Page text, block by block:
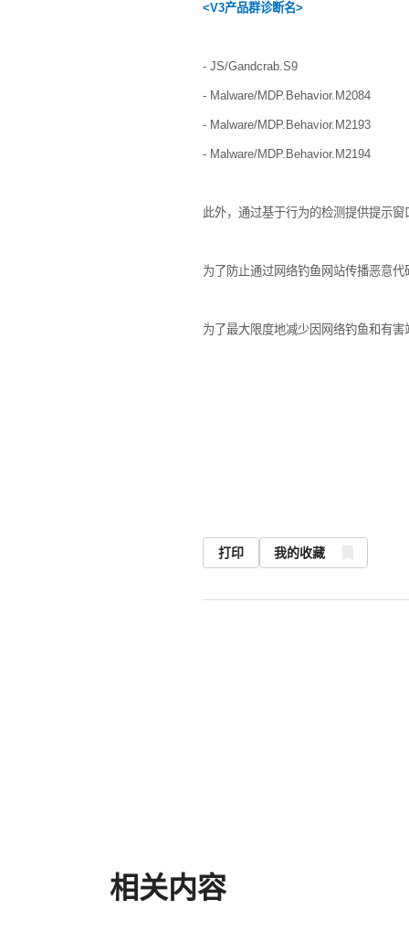
<V3产品群诊断名>
- JS/Gandcrab.S9
- Malware/MDP.Behavior.M2084
- Malware/MDP.Behavior.M2193
- Malware/MDP.Behavior.M2194
此外， 通过基于行为的检测提供提示窗
为了防止通过网络钓鱼网站传播恶意
为了最大限度地减少因网络钓鱼和有
打印 我的收藏
相关内容